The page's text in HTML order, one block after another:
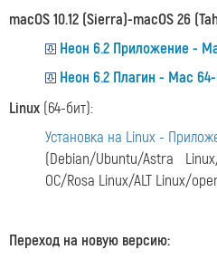
macOS 10.12 (Sierra)-macOS 26
Неон 6.2 Приложение -
Неон 6.2 Плагин - Mac
Linux (64-бит):
Установка на Linux -
(Debian/Ubuntu/Astra
ОС/Rosa Linux/ALT Linux/
Переход на новую версию: